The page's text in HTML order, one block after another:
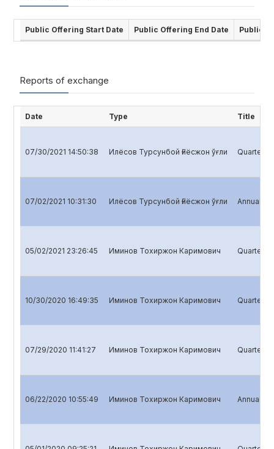
Public Offering Start Date Public Offering End Date Public
Reports of exchange
Date Type Title
07/30/2021 14:50:38 Илёсов Турсунбой Ғиёсжон ўғли Quarterly
07/02/2021 10:31:30 Илёсов Турсунбой Ғиёсжон ўғли Annual
05/02/2021 23:26:45 Иминов Тохиржон Каримович Quarterly
10/30/2020 16:49:35 Иминов Тохиржон Каримович Quarterly
07/29/2020 11:41:27 Иминов Тохиржон Каримович Quarterly
06/22/2020 10:55:49 Иминов Тохиржон Каримович Annual